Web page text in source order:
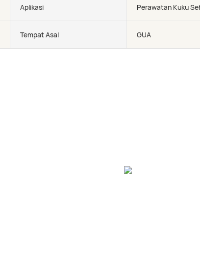
Aplikasi Perawatan Kuku
Tempat Asal GUA